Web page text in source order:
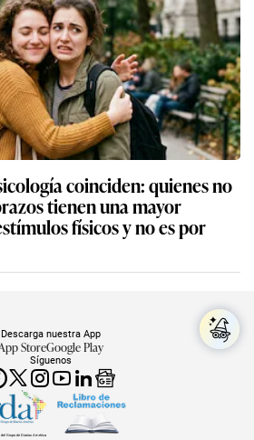
coinciden: quienes no
tienen una mayor
físicos y no es por
Síguenos
Descarga nuestra App
StoreGoogle Play
Grupo de Diarios América